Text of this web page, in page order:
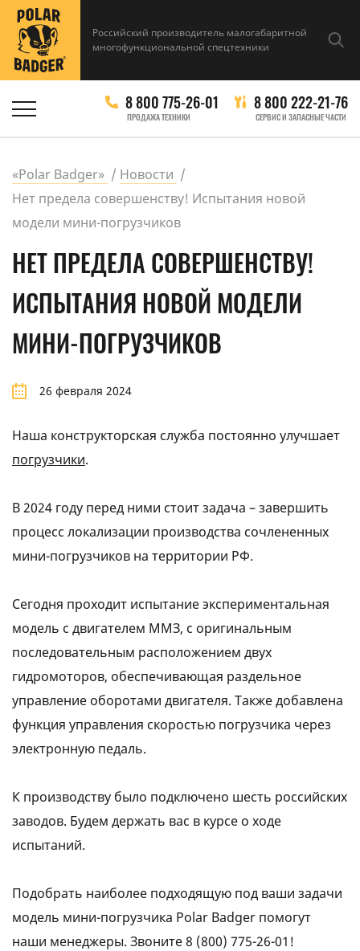
Российский производитель малогабаритной
многофункциональной спецтехники
8 800 775-26-01
ПРОДАЖА ТЕХНИКИ
8 800 222-21-76
СЕРВИС И ЗАПАСНЫЕ ЧАСТИ
«Polar Badger»
Новости
Нет предела совершенству! Испытания новой
модели мини-погрузчиков
НЕТ ПРЕДЕЛА СОВЕРШЕНСТВУ!
ИСПЫТАНИЯ НОВОЙ МОДЕЛИ
МИНИ-ПОГРУЗЧИКОВ
26 февраля 2024
Наша конструкторская служба постоянно улучшает
погрузчики.
В 2024 году перед ними стоит задача – завершить
процесс локализации производства сочлененных
мини-погрузчиков на территории РФ.
Сегодня проходит испытание экспериментальная
модель с двигателем ММЗ, с оригинальным
последовательным расположением двух
гидромоторов, обеспечивающая раздельное
управление оборотами двигателя. Также добавлена
функция управления скоростью погрузчика через
электронную педаль.
К производству было подключено шесть российских
заводов. Будем держать вас в курсе о ходе
испытаний.
Подобрать наиболее подходящую под ваши задачи
модель мини-погрузчика Polar Badger помогут
наши менеджеры. Звоните 8 (800) 775-26-01 !